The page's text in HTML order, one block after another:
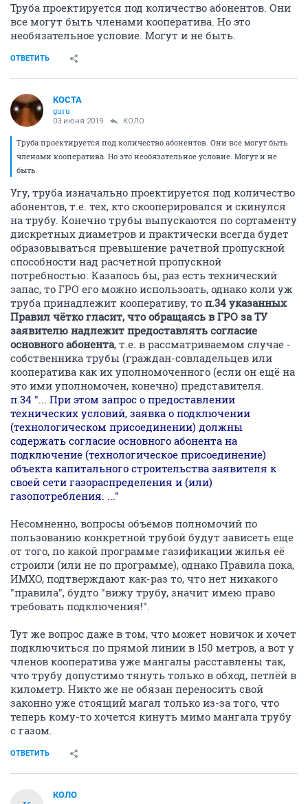
Труба проектируется под количество абонентов. Они
все могут быть членами кооператива. Но это
необязательное условие. Могут и не быть.
ОТВЕТИТЬ
KOCTA
guru
03 июня 2019 КОЛО
Труба проектируется под количество абонентов. Они все могут быть
членами кооператива. Но это необязательное условие. Могут и не
быть.
Угу, труба изначально проектируется под количество
абонентов, т.е. тех, кто скооперировался и скинулся
на трубу. Конечно трубы выпускаются по сортаменту
дискретных диаметров и практически всегда будет
образовываться превышение рачетной пропускной
способности над расчетной пропускной
потребностью. Казалось бы, раз есть технический
запас, то ГРО его можно использоать, однако коли уж
труба принадлежит кооперативу, то п.34 указанных
Правил чётко гласит, что обращаясь в ГРО за ТУ
заявителю надлежит предоставлять согласие
основного абонента, т.е. в рассматриваемом случае -
собственника трубы (граждан-совладельцев или
кооператива как их уполномоченного (если он ещё на
это ими уполномочен, конечно) представителя.
п.34 "... При этом запрос о предоставлении
технических условий, заявка о подключении
(технологическом присоединении) должны
содержать согласие основного абонента на
подключение (технологическое присоединение)
объекта капитального строительства заявителя к
своей сети газораспределения и (или)
газопотребления. ..."
Несомненно, вопросы объемов полномочий по
пользованию конкретной трубой будут зависеть еще
от того, по какой программе газификации жилья её
строили (или не по программе), однако Правила пока,
ИМХО, подтверждают как-раз то, что нет никакого
"правила", будто "вижу трубу, значит имею право
требовать подключения!".
Тут же вопрос даже в том, что может новичок и хочет
подключиться по прямой линии в 150 метров, а вот у
членов кооператива уже мангалы расставлены так,
что трубу допустимо тянуть только в обход, петлёй в
километр. Никто же не обязан переносить свой
законно уже стоящий магал только из-за того, что
теперь кому-то хочется кинуть мимо мангала трубу
с газом.
ОТВЕТИТЬ
КОЛО